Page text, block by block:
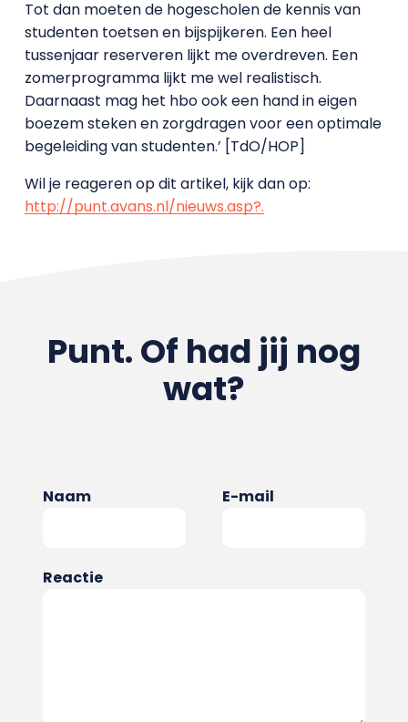
Tot dan moeten de hogescholen de kennis van
studenten toetsen en bijspijkeren. Een heel
tussenjaar reserveren lijkt me overdreven. Een
zomerprogramma lijkt me wel realistisch.
Daarnaast mag het hbo ook een hand in eigen
boezem steken en zorgdragen voor een optimale
begeleiding van studenten.’ [TdO/HOP]
Wil je reageren op dit artikel, kijk dan op:
http://punt.avans.nl/nieuws.asp?.
Punt. Of had jij nog
wat?
Naam E-mail
Reactie